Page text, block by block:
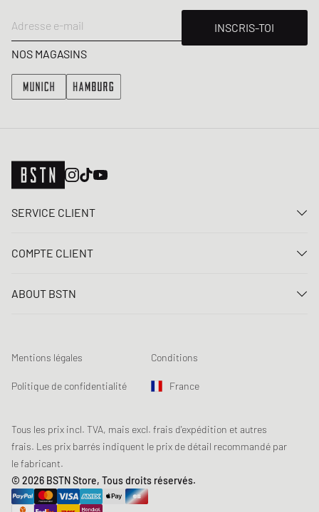
Adresse e-mail
INSCRIS-TOI
NOS MAGASINS
SERVICE CLIENT
FAQ
Loyalty Program
Sécurité des produits
COMPTE CLIENT
Créer un compte
Abonnement à la newsletter
Suivi des données
ABOUT BSTN
Chronicles
Sustainability
Réduction pour étudiants: Unidays
Réduction pour étudiants: Studentbeans
Réduction pour étudiants: EDiU
Mentions légales Conditions
Politique de confidentialité France
Tous les prix incl. TVA, mais excl. frais d'expédition et autres
frais. Les prix barrés indiquent le prix de détail recommandé par
le fabricant.
© 2026 BSTN Store, Tous droits réservés.